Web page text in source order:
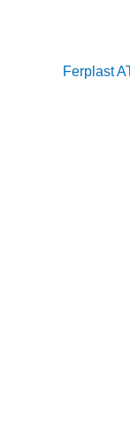
Ferplast